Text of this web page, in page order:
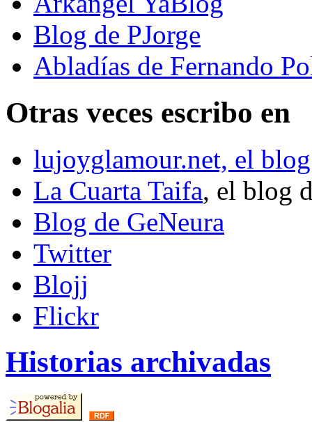
Blog de PJorge
Abladías de Fernando
Otras veces escribo en
lujoyglamour.net, el
La Cuarta Taifa, el blog
Blog de GeNeura
Twitter
Blojj
Flickr
Historias archivadas